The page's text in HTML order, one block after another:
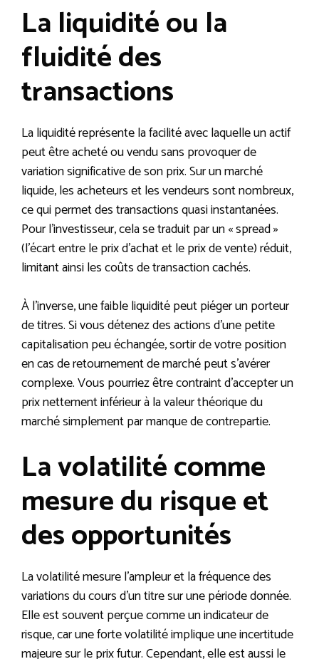
La liquidité ou la
fluidité des
transactions
La liquidité représente la facilité avec laquelle un actif
peut être acheté ou vendu sans provoquer de
variation significative de son prix. Sur un marché
liquide, les acheteurs et les vendeurs sont nombreux,
ce qui permet des transactions quasi instantanées.
Pour l’investisseur, cela se traduit par un « spread »
(l’écart entre le prix d’achat et le prix de vente) réduit,
limitant ainsi les coûts de transaction cachés.
À l’inverse, une faible liquidité peut piéger un porteur
de titres. Si vous détenez des actions d’une petite
capitalisation peu échangée, sortir de votre position
en cas de retournement de marché peut s’avérer
complexe. Vous pourriez être contraint d’accepter un
prix nettement inférieur à la valeur théorique du
marché simplement par manque de contrepartie.
La volatilité comme
mesure du risque et
des opportunités
La volatilité mesure l’ampleur et la fréquence des
variations du cours d’un titre sur une période donnée.
Elle est souvent perçue comme un indicateur de
risque, car une forte volatilité implique une incertitude
majeure sur le prix futur. Cependant, elle est aussi le